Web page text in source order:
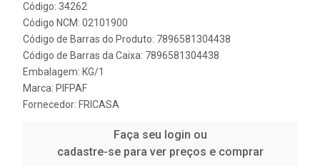
Código: 34262
Código NCM: 02101900
Código de Barras do Produto: 7896581304438
Código de Barras da Caixa: 7896581304438
Embalagem: KG/1
Marca: PIFPAF
Fornecedor: FRICASA
Faça seu login ou
cadastre-se para ver preços e comprar